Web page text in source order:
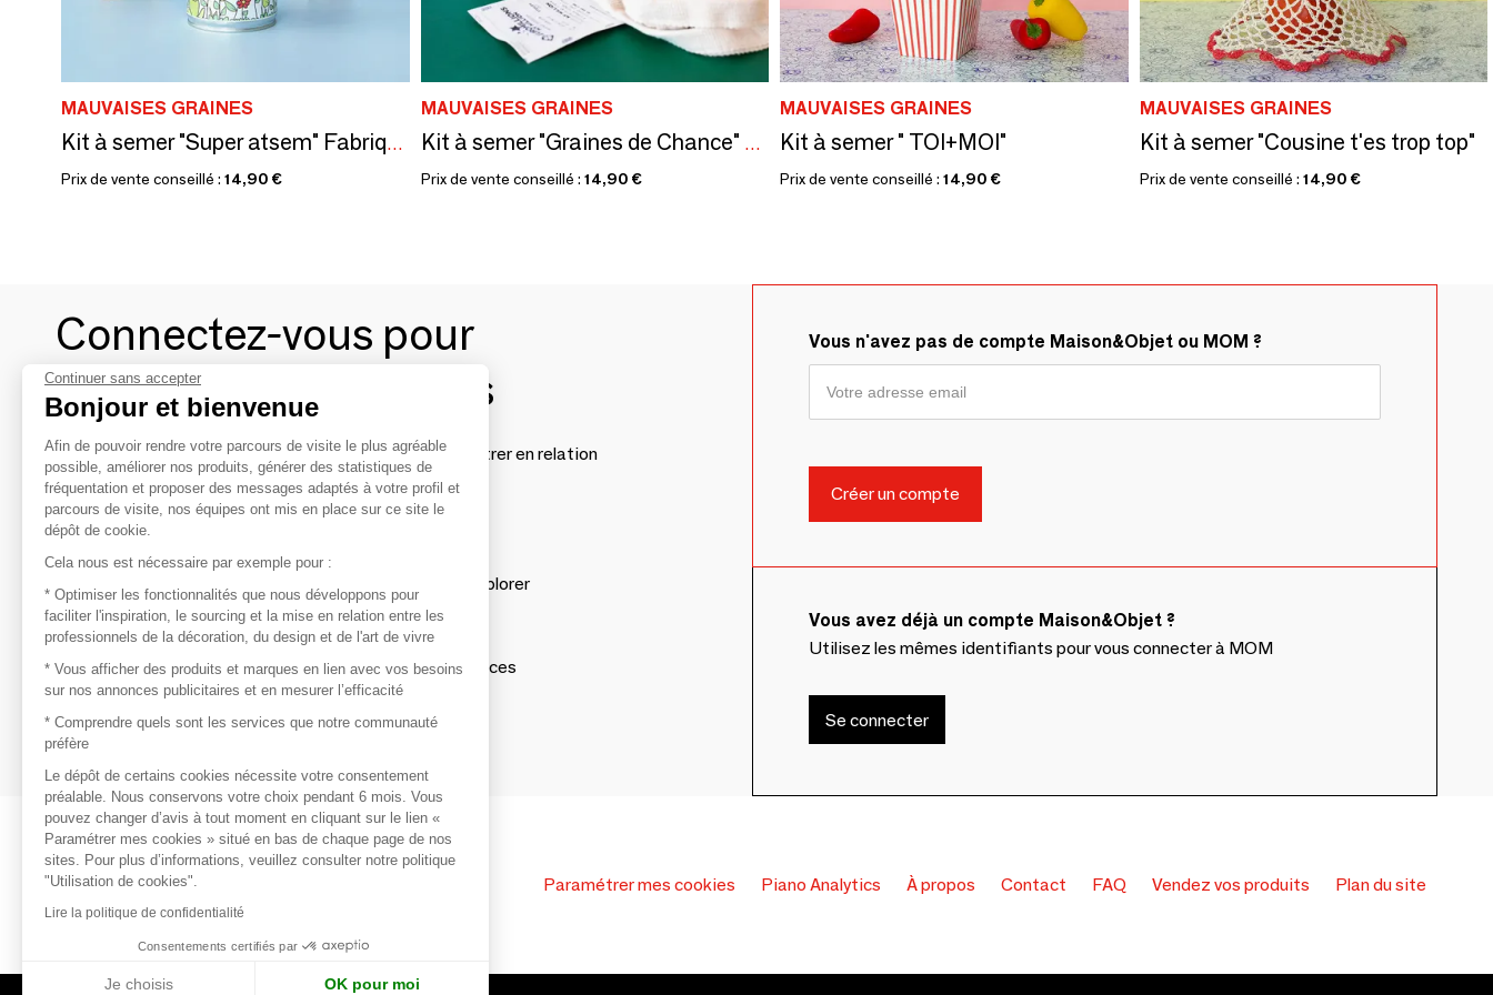
MAUVAISES GRAINES
Kit à semer "Super atsem" Fabriqué en France
Prix de vente conseillé : 14,90 €
MAUVAISES GRAINES
Kit à semer "Graines de Chance" Fabriqué en France
Prix de vente conseillé : 14,90 €
MAUVAISES GRAINES
Kit à semer " TOI+MOI"
Prix de vente conseillé : 14,90 €
MAUVAISES GRAINES
Kit à semer "Cousine t'es trop top"
Prix de vente conseillé : 14,90 €
Connectez-vous pour
contacter les marques
Afin de profiter au mieux de l'expérience MOM et de rentrer en relation
avec vos marques préférées, créez-vous un compte.
Découvrir
Les produits de milliers de fournisseurs à explorer
S'inspirer
Inspiration et sélections de produits tendances
Contacter
Vous n'avez pas de compte Maison&Objet ou MOM ?
Vous avez déjà un compte Maison&Objet ?
Utilisez les mêmes identifiants pour vous connecter à MOM
Se connecter
Paramétrer mes cookies Piano Analytics À propos Contact FAQ Vendez vos produits Plan du site
Continuer sans accepter
Bonjour et bienvenue
Afin de pouvoir rendre votre parcours de visite le plus agréable
possible, améliorer nos produits, générer des statistiques de
fréquentation et proposer des messages adaptés à votre profil et
parcours de visite, nos équipes ont mis en place sur ce site le
dépôt de cookie.
Cela nous est nécessaire par exemple pour :
* Optimiser les fonctionnalités que nous développons pour
faciliter l'inspiration, le sourcing et la mise en relation entre les
professionnels de la décoration, du design et de l'art de vivre
* Vous afficher des produits et marques en lien avec vos besoins
sur nos annonces publicitaires et en mesurer l’efficacité
* Comprendre quels sont les services que notre communauté
préfère
Le dépôt de certains cookies nécessite votre consentement
préalable. Nous conservons votre choix pendant 6 mois. Vous
pouvez changer d’avis à tout moment en cliquant sur le lien «
Paramétrer mes cookies » situé en bas de chaque page de nos
sites. Pour plus d’informations, veuillez consulter notre politique
"Utilisation de cookies".
Lire la politique de confidentialité
Consentements certifiés par
Je choisis OK pour moi